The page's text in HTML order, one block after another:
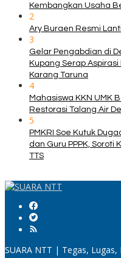
Kembangkan Usaha
2
Ary Buraen Resmi
3
Gelar Pengabdian di
Kupang Serap
Karang Taruna
4
Mahasiswa KKN UMK
Restorasi Talang Air
5
PMKRI Soe Kutuk
dan Guru PPPK,
TTS
SUARA NTT | Tegas, Lugas,